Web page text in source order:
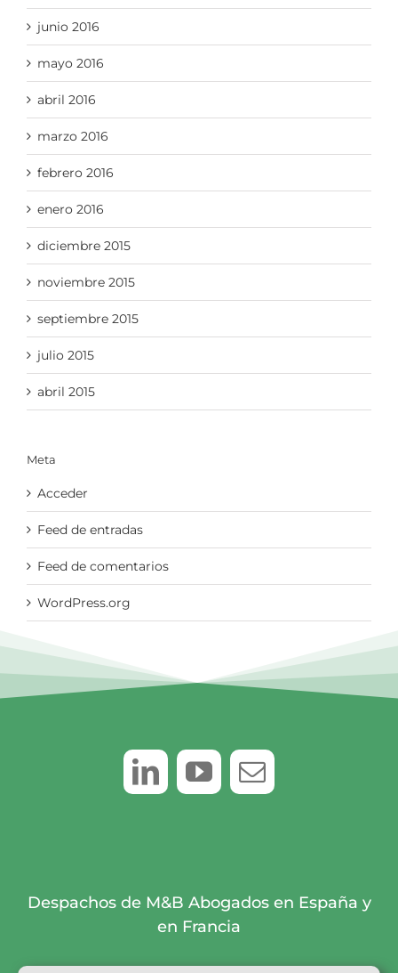
junio 2016
mayo 2016
abril 2016
marzo 2016
febrero 2016
enero 2016
diciembre 2015
noviembre 2015
septiembre 2015
julio 2015
abril 2015
Meta
Acceder
Feed de entradas
Feed de comentarios
WordPress.org
Despachos de M&B Abogados en España y
en Francia